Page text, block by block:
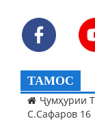
ТАМОС
Ҷумҳурии
С.Сафаров 16